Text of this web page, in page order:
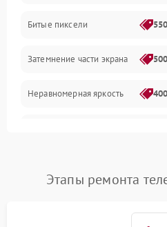
Механические повреждения
Программное обеспечение
Сеть и подключения
Битые пиксели
Затемнение части экрана
Неравномерная яркость
Этапы ремонта